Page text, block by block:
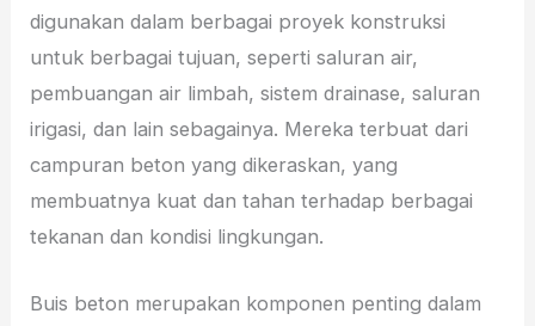
digunakan dalam berbagai proyek konstruksi
untuk berbagai tujuan, seperti saluran air,
pembuangan air limbah, sistem drainase, saluran
irigasi, dan lain sebagainya. Mereka terbuat dari
campuran beton yang dikeraskan, yang
membuatnya kuat dan tahan terhadap berbagai
tekanan dan kondisi lingkungan.
Buis beton merupakan komponen penting dalam